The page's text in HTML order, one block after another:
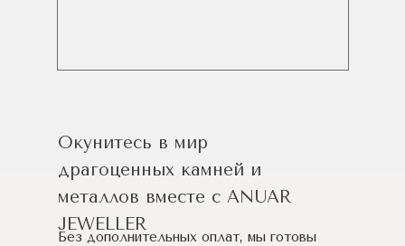
Окунитесь в мир
драгоценных камней и
металлов вместе с ANUAR
JEWELLER
Без дополнительных оплат, мы готовы